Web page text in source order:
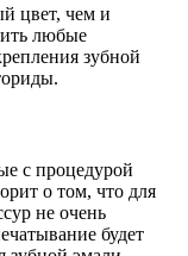
цвет, чем и
любые
зубной
с процедурой
о том, что для
не очень
будет